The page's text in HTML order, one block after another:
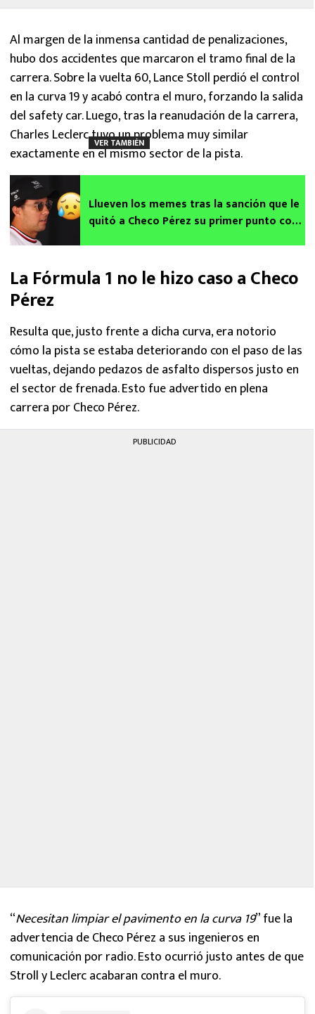
Al margen de la inmensa cantidad de penalizaciones,
hubo dos accidentes que marcaron el tramo final de la
carrera. Sobre la vuelta 60, Lance Stoll perdió el control
en la curva 19 y acabó contra el muro, forzando la salida
del safety car. Luego, tras la reanudación de la carrera,
Charles Leclerc tuvo un problema muy similar
exactamente en el mismo sector de la pista.
VER TAMBIÉN
Llueven los memes tras la sanción que le
quitó a Checo Pérez su primer punto con
La Fórmula 1 no le hizo caso a Checo
Pérez
Resulta que, justo frente a dicha curva, era notorio
cómo la pista se estaba deteriorando con el paso de las
vueltas, dejando pedazos de asfalto dispersos justo en
el sector de frenada. Esto fue advertido en plena
carrera por Checo Pérez.
PUBLICIDAD
“Necesitan limpiar el pavimento en la curva 19” fue la
advertencia de Checo Pérez a sus ingenieros en
comunicación por radio. Esto ocurrió justo antes de que
Stroll y Leclerc acabaran contra el muro.